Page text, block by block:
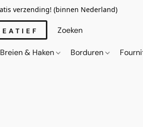
verzending! (binnen Nederland)
Breien & Haken Borduren